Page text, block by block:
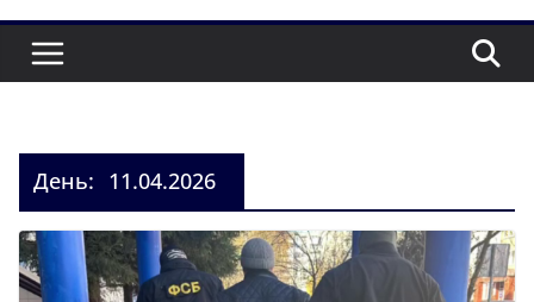
День: 11.04.2026